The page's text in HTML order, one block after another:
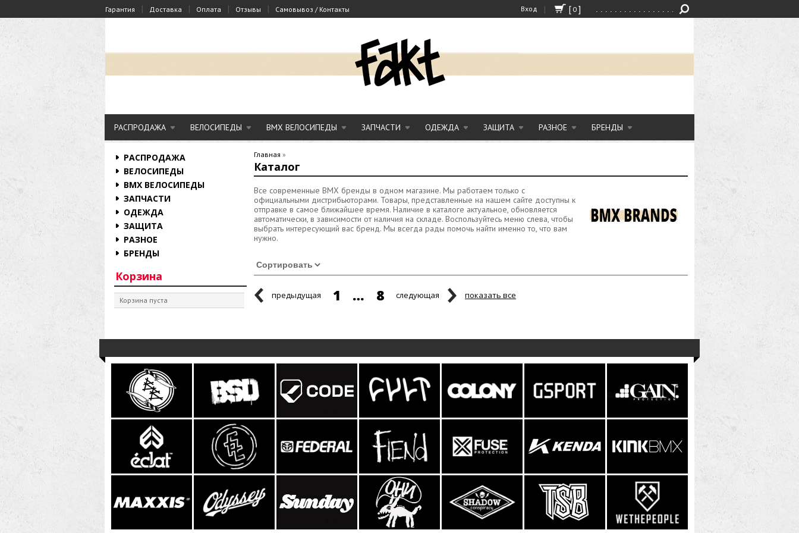
Гарантия | Доставка | Оплата | Отзывы | Самовывоз / Контакты ]
0
[
|
Вход
РАСПРОДАЖА ВЕЛОСИПЕДЫ BMX ВЕЛОСИПЕДЫ ЗАПЧАСТИ ОДЕЖДА ЗАЩИТА РАЗНОЕ БРЕНДЫ
РАСПРОДАЖА
ВЕЛОСИПЕДЫ
BMX ВЕЛОСИПЕДЫ
ЗАПЧАСТИ
ОДЕЖДА
ЗАЩИТА
РАЗНОЕ
БРЕНДЫ
Корзина
Корзина пуста
Главная »
Каталог
Все современные BMX бренды в одном магазине. Мы работаем только с
официальными дистрибьюторами. Товары, представленные на нашем сайте доступны к
отправке в самое ближайшее время. Наличие в каталоге актуальное, обновляется
автоматически, в зависимости от наличия на складе. Воспользуйтесь меню слева, чтобы
выбрать интересующий вас бренд. Мы всегда рады помочь найти именно то, что вам
нужно.
предыдущая 1 … 8 следующая показать все